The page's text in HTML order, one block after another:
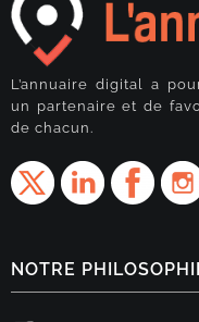
L’annuaire digital a
un partenaire et de
de chacun.
NOTRE